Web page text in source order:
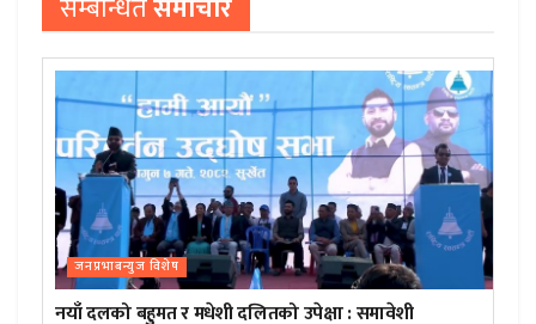
सम्बन्धितसमाचार
जनप्रभाबन्युज विशेष
नयाँ दलको बहुमत र मधेशी दलितको उपेक्षा : समावेशी